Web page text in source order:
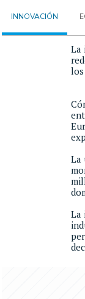
INNOVACIÓN
La
los
La
La